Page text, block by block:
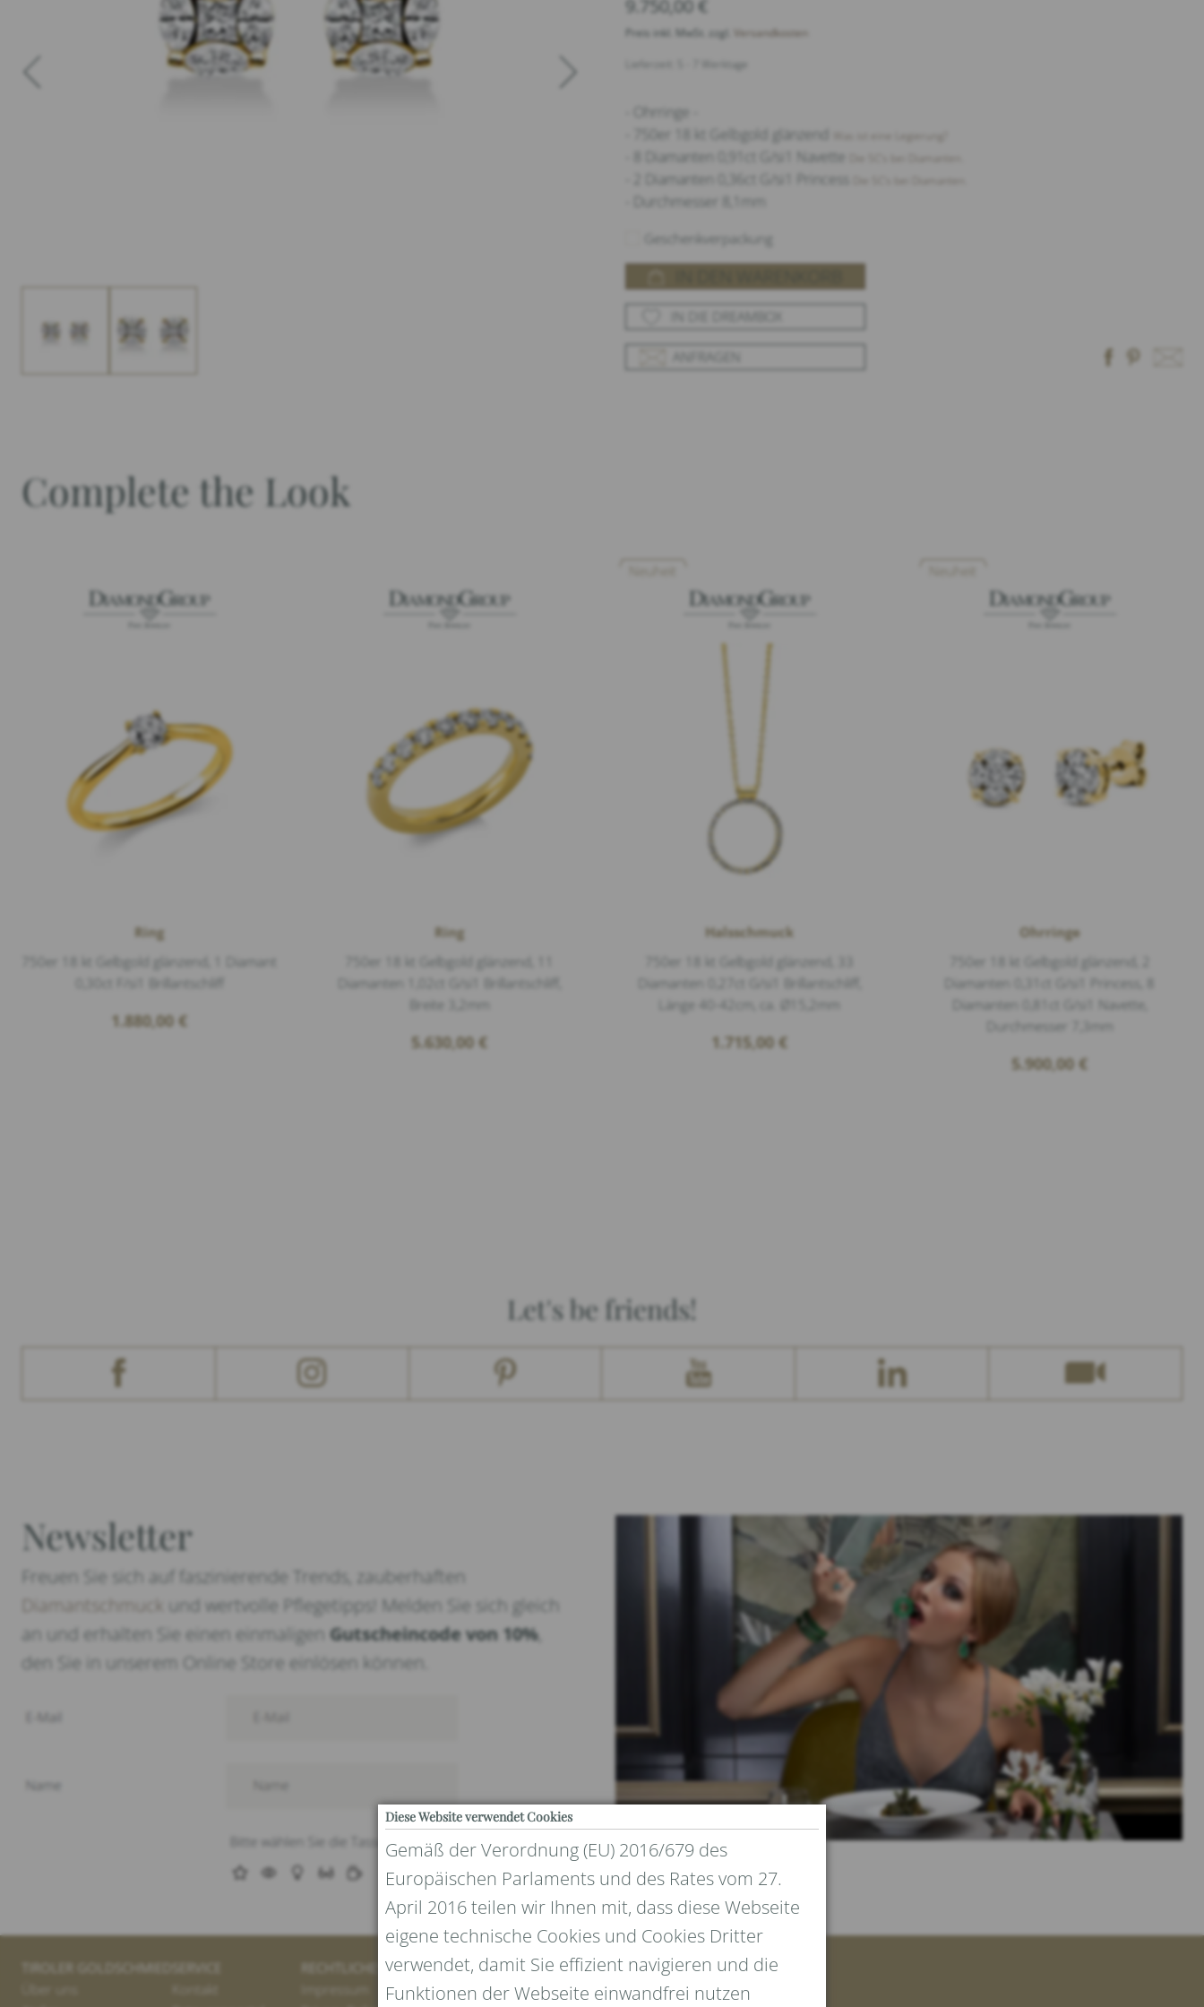
9.750,00€
Preis inkl. MwSt. zzgl. Versandkosten
Lieferzeit: 5 - 7 Werktage
- Ohrringe -
- 750er 18 kt Gelbgold glänzend
- 8 Diamanten 0,91ct G/si1 Navette
- 2 Diamanten 0,36ct G/si1 Princess
- Durchmesser 8,1mm
Geschenkverpackung
Complete the Look
Ring
750er 18 kt Gelbgold glänzend, 1 Diamant
0,30ct F/si1 Brillantschliff
1.880,00€
Ring
750er 18 kt Gelbgold glänzend, 11
Diamanten 1,02ct G/si1 Brillantschliff,
5.630,00€
Halsschmuck
750er 18 kt Gelbgold glänzend, 33
Diamanten 0,27ct G/si1 Brillantschliff,
Länge 40-42cm, ca. Ø15,2mm
1.715,00€
Ohrringe
750er 18 kt Gelbgold glänzend, 2
Diamanten 0,31ct G/si1 Princess, 8
Diamanten 0,81ct G/si1 Navette,
Durchmesser 7,3mm
5.900,00€
Let's be friends!
Newsletter
Freuen Sie sich auf faszinierende Trends, zauberhaften
Diamantschmuck
und wertvolle Pflegetipps! Melden Sie sich gleich
an und erhalten Sie einen einmaligen Gutscheincode von 10%,
den Sie in unserem Online Store einlösen können.
TIROLER GOLDSCHMIED
SERVICE
RECHTLICHES UND DATENSCHUTZ
Diese Website verwendet Cookies
Gemäß der Verordnung (EU) 2016/679 des
Europäischen Parlaments und des Rates vom 27.
April 2016 teilen wir Ihnen mit, dass diese Webseite
eigene technische Cookies und Cookies Dritter
verwendet, damit Sie effizient navigieren und die
Funktionen der Webseite einwandfrei nutzen